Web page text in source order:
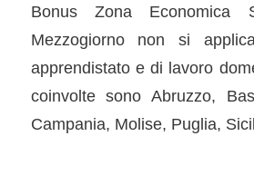
Bonus Zona Economica
Mezzogiorno non si
apprendistato e di lavoro
coinvolte sono Abruzzo,
Campania, Molise, Puglia,